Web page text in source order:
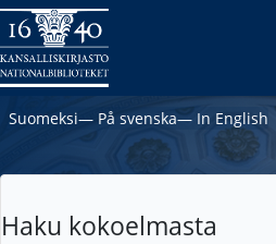
Suomeksi― På svenska― In English
Haku kokoelmasta